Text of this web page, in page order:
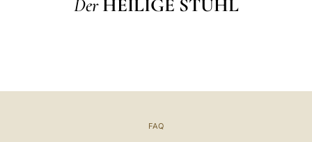
HEILIGE STUHL
FAQ